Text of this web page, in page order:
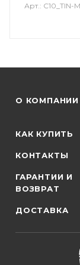
Арт.: C10_TIN-
О КОМПАНИИ
КАК КУПИТЬ
КОНТАКТЫ
ГАРАНТИИ И
ВОЗВРАТ
ДОСТАВКА